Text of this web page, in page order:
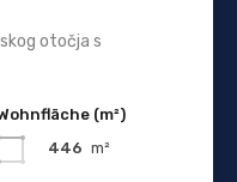
otočja s
(m²)
446 m²